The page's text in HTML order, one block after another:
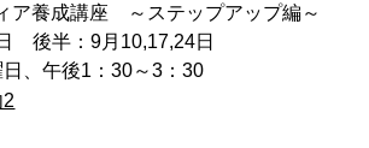
ア養成講座 ～ステップアップ編～
後半：9月10,17,24日
、午後1：30～3：30